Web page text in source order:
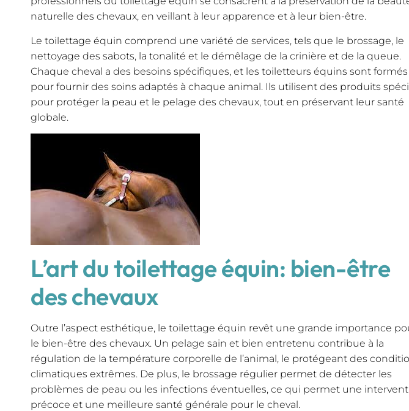
naturelle des chevaux, en veillant à leur apparence et à leur bien-être.
Le toilettage équin comprend une variété de services, tels que le brossage, le
nettoyage des sabots, la tonalité et le démêlage de la crinière et de la queue.
Chaque cheval a des besoins spécifiques, et les toiletteurs équins sont formés
pour fournir des soins adaptés à chaque animal. Ils utilisent des produits
pour protéger la peau et le pelage des chevaux, tout en préservant leur santé
globale.
L’art du toilettage équin: bien-être
des chevaux
Outre l’aspect esthétique, le toilettage équin revêt une grande importance
le bien-être des chevaux. Un pelage sain et bien entretenu contribue à la
régulation de la température corporelle de l’animal, le protégeant des
climatiques extrêmes. De plus, le brossage régulier permet de détecter les
problèmes de peau ou les infections éventuelles, ce qui permet une
précoce et une meilleure santé générale pour le cheval.